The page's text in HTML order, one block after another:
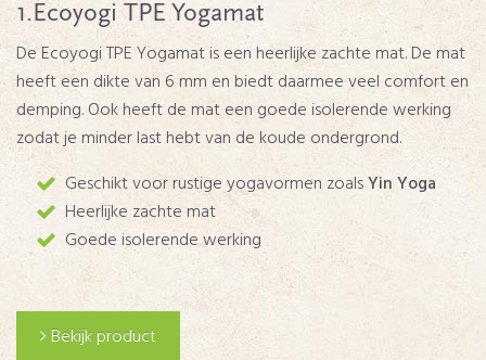
1.Ecoyogi TPE Yogamat
De Ecoyogi TPE Yogamat is een heerlijke zachte mat. De mat
heeft een dikte van 6 mm en biedt daarmee veel comfort en
demping. Ook heeft de mat een goede isolerende werking
zodat je minder last hebt van de koude ondergrond.
Geschikt voor rustige yogavormen zoalsYin Yoga
Heerlijke zachte mat
Goede isolerende werking
Bekijk product